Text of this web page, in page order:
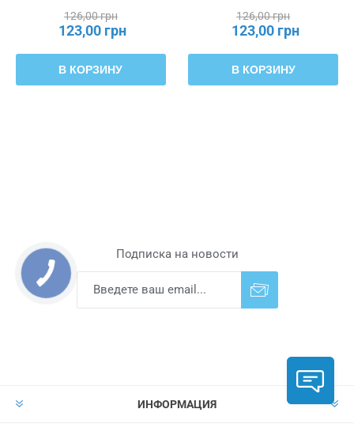
126,00 грн
123,00 грн
В КОРЗИНУ
126,00 грн
123,00 грн
В КОРЗИНУ
Подписка на новости
ИНФОРМАЦИЯ